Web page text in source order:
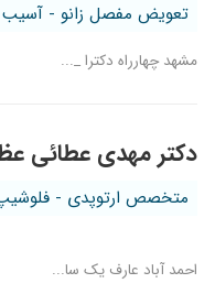
تعویض مفصل زانو -
مشهد چهارراه دکترا _...
دکتر مهدی عطائی
متخصص ارتوپدی -
احمد آباد عارف یک سا...